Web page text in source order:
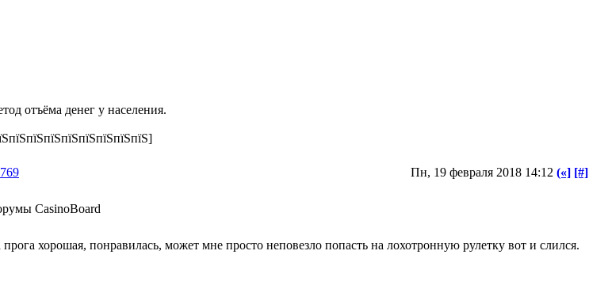
отъёма денег у населения.
Пн, 19 февраля 2018 14:12 («] [#]
CasinoBoard
хорошая, понравилась, может мне просто неповезло попасть на лохотронную рулетку вот и слился.